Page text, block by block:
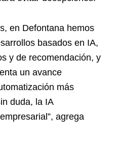
en Defontana hemos
basados en IA,
y de recomendación, y
un avance
más
duda, la IA
agrega